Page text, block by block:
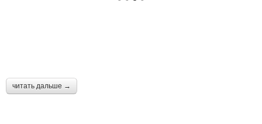
читать дальше →